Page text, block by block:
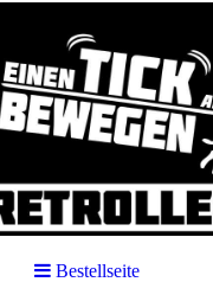
Bestellseite